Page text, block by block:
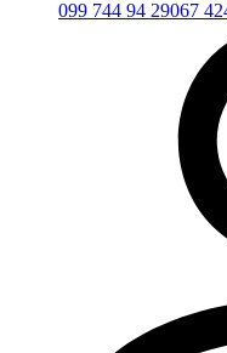
099 744 94 29067